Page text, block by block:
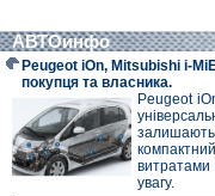
АВТОинфо
Peugeot iOn, Mitsubishi i-
покупця та власника.
Peugeot
витратами
увагу.